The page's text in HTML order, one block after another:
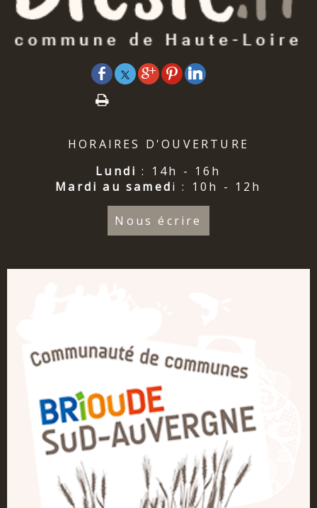
HORAIRES D'OUVERTURE
Lundi : 14h - 16h
Mardi au samedi : 10h - 12h
Nous écrire